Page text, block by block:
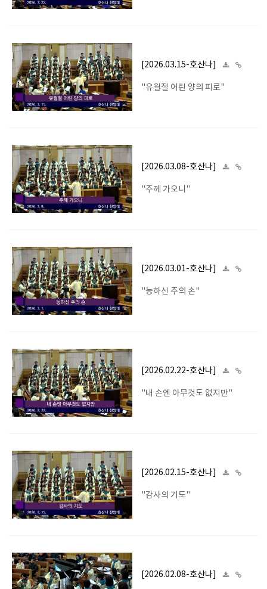
[2026.03.15-호산나]
"유월절 어린 양의 피로"
[2026.03.08-호산나]
"주께 가오니"
[2026.03.01-호산나]
"능하신 주의 손"
[2026.02.22-호산나]
"내 손엔 아무것도 없지만"
[2026.02.15-호산나]
"감사의 기도"
[2026.02.08-호산나]